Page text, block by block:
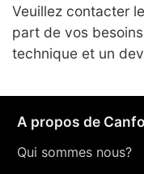
Veuillez contacter
part de vos
technique et un
A propos de
Qui sommes nous?